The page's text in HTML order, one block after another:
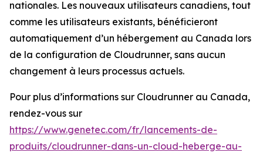
nationales. Les nouveaux utilisateurs canadiens, tout
comme les utilisateurs existants, bénéficieront
automatiquement d’un hébergement au Canada lors
de la configuration de Cloudrunner, sans aucun
changement à leurs processus actuels.
Pour plus d’informations sur Cloudrunner au Canada,
rendez-vous sur
https://www.genetec.com/fr/lancements-de-
produits/cloudrunner-dans-un-cloud-heberge-au-